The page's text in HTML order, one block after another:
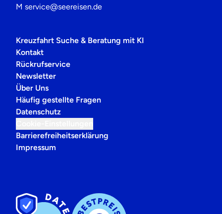
M service@seereisen.de
Kreuzfahrt Suche & Beratung mit KI
Kontakt
Rückrufservice
Newsletter
Über Uns
Häufig gestellte Fragen
Datenschutz
Barrierefreiheitserklärung
Impressum